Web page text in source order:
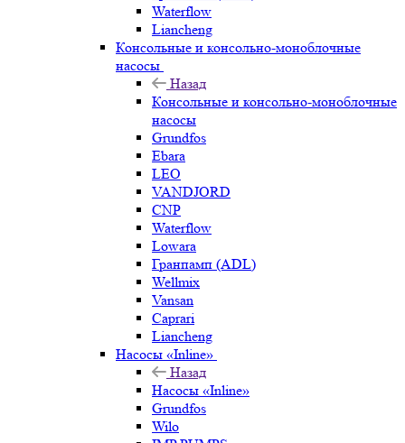
Waterflow
Liancheng
Консольные и консольно-моноблочные
насосы
Назад
Консольные и консольно-моноблочные
насосы
Grundfos
Ebara
LEO
VANDJORD
CNP
Waterflow
Lowara
Гранпамп (ADL)
Wellmix
Vansan
Caprari
Liancheng
Насосы «Inline»
Назад
Насосы «Inline»
Grundfos
Wilo